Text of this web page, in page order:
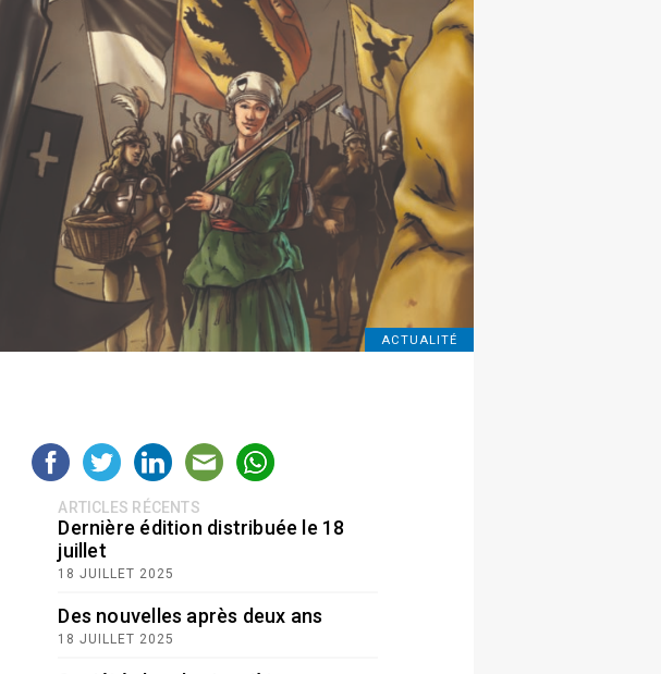
ACTUALITÉ
ARTICLES RÉCENTS
Dernière édition distribuée le 18
juillet
18 JUILLET 2025
Des nouvelles après deux ans
18 JUILLET 2025